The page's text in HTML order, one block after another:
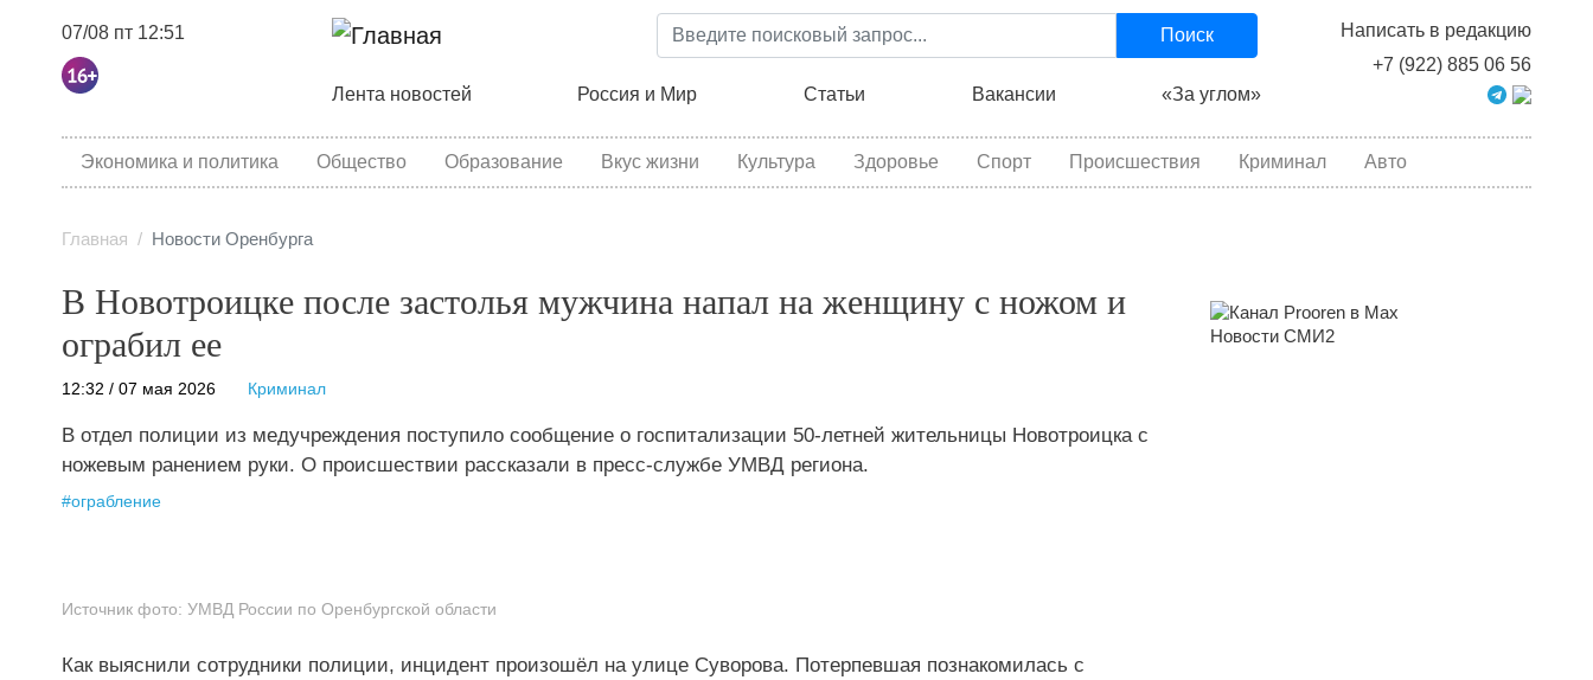
Перейти
к
содержанию
07/08 пт 12:51
Написать в редакцию
+7 (922) 885 06 56
Поиск
Основная навигация
Лента новостей Россия и Мир Статьи Вакансии «За углом»
category menu
Экономика и политика Общество Образование Вкус жизни Культура Здоровье Спорт Происшествия Криминал Авто
Главная Новости Оренбурга
В Новотроицке после застолья мужчина напал на женщину с ножом и
ограбил ее
12:32 / 07 мая 2026 Криминал
В отдел полиции из медучреждения поступило сообщение о госпитализации 50‑летней жительницы Новотроицка с
ножевым ранением руки. О происшествии рассказали в пресс-службе УМВД региона.
#ограбление
Источник фото: УМВД России по Оренбургской области
Как выяснили сотрудники полиции, инцидент произошёл на улице Суворова. Потерпевшая познакомилась с
Новости СМИ2